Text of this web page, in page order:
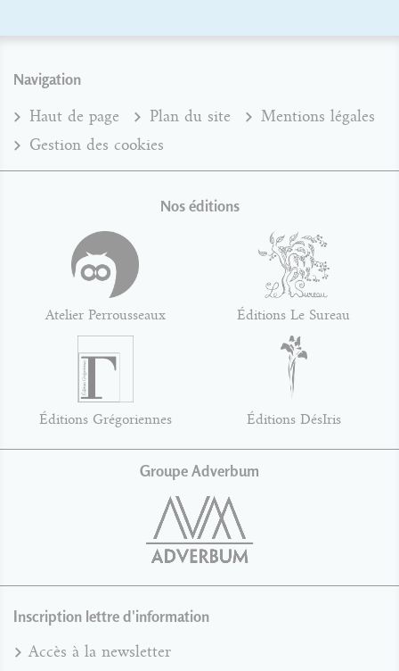
Navigation
Haut de page Plan du site
Mentions légales
Gestion des cookies
Nos éditions
Atelier Perrousseaux Éditions Le Sureau
Éditions Grégoriennes Éditions DésIris
Groupe Adverbum
Inscription lettre d'information
Accès à la newsletter